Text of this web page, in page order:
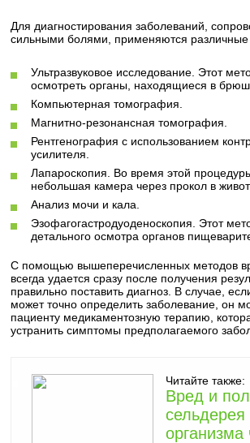
Для диагностирования заболеваний,
сильными болями, применяются
Ультразвуковое исследование. Этот
осмотреть органы, находящиеся в
Компьютерная томография.
Магнитно-резонансная томография.
Рентгенография с использованием
усилителя.
Лапароскопия. Во время этой
небольшая камера через прокол в
Анализ мочи и кала.
Эзофагогастродуоденоскопия. Этот
детального осмотра органов
С помощью вышеперечисленных методов
всегда удается сразу после получения
правильно поставить диагноз. В случае,
может точно определить заболевание, он
пациенту медикаментозную терапию,
устранить симптомы предполагаемого
Читайте также:
Вред и
сельдерея
организма